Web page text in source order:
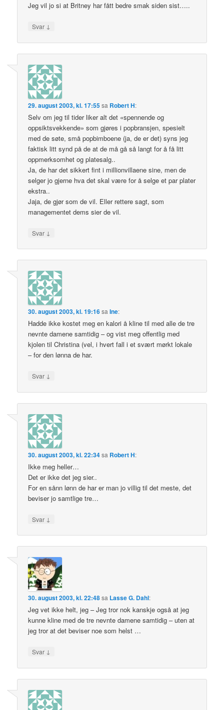
Jeg vil jo si at Britney har fått bedre smak siden sist…..
Svar ↓
29. august 2003, kl. 17:55sa Robert H:
Selv om jeg til tider liker alt det «spennende og
oppsiktsvekkende» som gjøres i popbransjen, spesielt
med de søte, små popbimboene (ja, de er det) syns jeg
faktisk litt synd på de at de må gå så langt for å få litt
oppmerksomhet og platesalg..
Ja, de har det sikkert fint i millionvillaene sine, men de
selger jo gjerne hva det skal være for å selge et par plater
ekstra..
Jaja, de gjør som de vil. Eller rettere sagt, som
managementet dems sier de vil.
Svar ↓
30. august 2003, kl. 19:16sa Ine:
Hadde ikke kostet meg en kalori å kline til med alle de tre
nevnte damene samtidig – og vist meg offentlig med
kjolen til Christina (vel, i hvert fall i et svært mørkt lokale
– for den lønna de har.
Svar ↓
30. august 2003, kl. 22:34sa Robert H:
Ikke meg heller…
Det er ikke det jeg sier..
For en sånn lønn de har er man jo villig til det meste, det
beviser jo samtlige tre…
Svar ↓
30. august 2003, kl. 22:48sa Lasse G. Dahl:
Jeg vet ikke helt, jeg – Jeg tror nok kanskje også at jeg
kunne kline med de tre nevnte damene samtidig – uten at
jeg tror at det beviser noe som helst …
Svar ↓